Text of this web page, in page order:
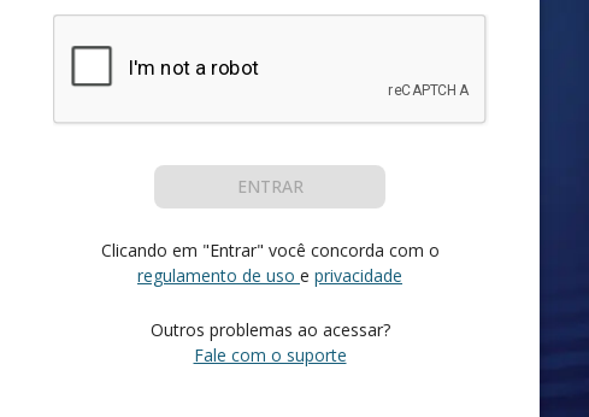
ENTRAR
Clicando em "Entrar" você concorda com o
regulamento de uso e privacidade
Outros problemas ao acessar?
Fale com o suporte